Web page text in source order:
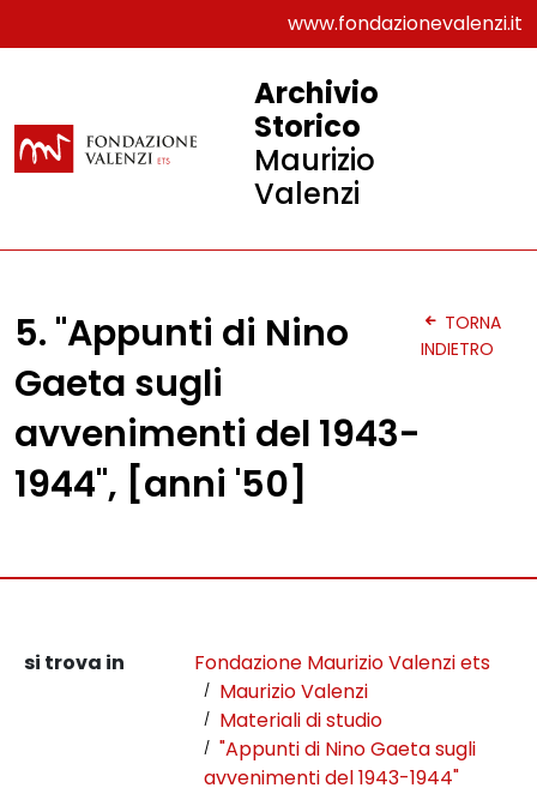
www.fondazionevalenzi.it
Archivio
Storico
Maurizio
Valenzi
5. "Appunti di Nino
Gaeta sugli
avvenimenti del 1943-
1944", [anni '50]
TORNA
INDIETRO
si trova in
Fondazione Maurizio Valenzi ets
Maurizio Valenzi
Materiali di studio
"Appunti di Nino Gaeta sugli
avvenimenti del 1943-1944"